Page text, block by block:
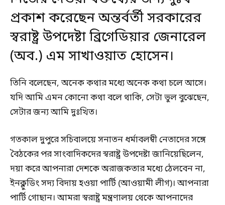
প্রকাশ করেছেন অন্তর্বর্তী সরকারের
স্বরাষ্ট্র উপদেষ্টা ব্রিগেডিয়ার জেনারেল
(অব.) এম সাখাওয়াত হোসেন।
তিনি বলেছেন, অনেক কথার মধ্যে অনেক কথা চলে আসে।
যদি আমি এমন কোনো কথা বলে থাকি, সেটা ভুল বুঝেছেন,
সেটার জন্য আমি দুঃখিত।
গতকাল দুপুরে সচিবালয়ে সনাতন ধর্মাবলম্বী নেতাদের সঙ্গে
বৈঠকের পর সাংবাদিকদের স্বরাষ্ট্র উপদেষ্টা জানিয়েছিলেন,
দয়া করে আপনারা দেশকে অরাজকতার মধ্যে ঠেলবেন না,
ইনক্লুডিং সদ্য বিদায় হওয়া পার্টি (আওয়ামী লীগ)। আপনারা
পার্টি গোছান। আমরা স্বরাষ্ট্র মন্ত্রণালয় থেকে আপনাদের